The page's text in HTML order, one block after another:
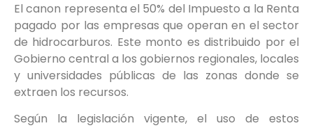
El canon representa el 50% del Impuesto a la Renta
pagado por las empresas que operan en el sector
de hidrocarburos. Este monto es distribuido por el
Gobierno central a los gobiernos regionales, locales
y universidades públicas de las zonas donde se
extraen los recursos.
Según la legislación vigente, el uso de estos